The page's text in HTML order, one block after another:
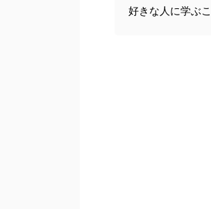
好きな人に学ぶこ